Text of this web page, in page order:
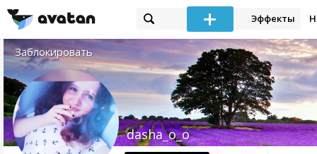
Эффекты
Заблокировать
dasha_o_o